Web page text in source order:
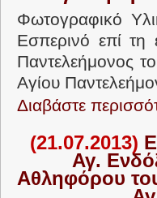
Φωτογραφικό
Εσπερινό επί τη
Παντελεήμονος
Αγίου
Διαβάστε
(21.07.2013)
Αγ.
Αθληφόρου